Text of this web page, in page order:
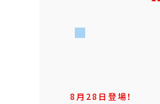
8月28日登場！